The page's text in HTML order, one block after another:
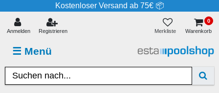
Kostenloser Versand ab 75€ 📦
☰ Menü
Anmelden Registrieren Merkliste
0
Warenkorb